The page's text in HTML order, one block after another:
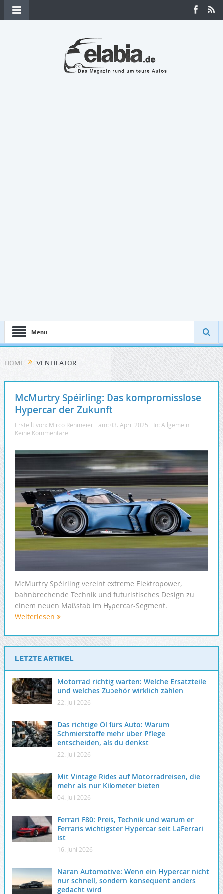
Menu
HOME VENTILATOR
McMurtry Spéirling: Das kompromisslose
Hypercar der Zukunft
Erstellt von: Mirco Rehmeier am: 03. April 2025 In: Allgemein
Keine Kommentare
McMurtry Spéirling vereint extreme Elektropower,
bahnbrechende Technik und futuristisches Design zu
einem neuen Maßstab im Hypercar-Segment.
Weiterlesen
LETZTE ARTIKEL
Motorrad richtig warten: Welche Ersatzteile
und welches Zubehör wirklich zählen
22. Juli 2026
Das richtige Öl fürs Auto: Warum
Schmierstoffe mehr über Pflege
entscheiden, als du denkst
22. Juli 2026
Mit Vintage Rides auf Motorradreisen, die
mehr als nur Kilometer bieten
04. Juli 2026
Ferrari F80: Preis, Technik und warum er
Ferraris wichtigster Hypercar seit LaFerrari
ist
16. Juni 2026
Naran Automotive: Wenn ein Hypercar nicht
nur schnell, sondern konsequent anders
gedacht wird